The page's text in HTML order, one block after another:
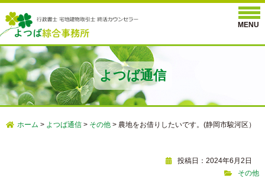
よつば通信
ホーム > よつば通信> その他> 農地をお借りしたいです。(静岡市駿河区）
投稿日：2024年6月2日
その他